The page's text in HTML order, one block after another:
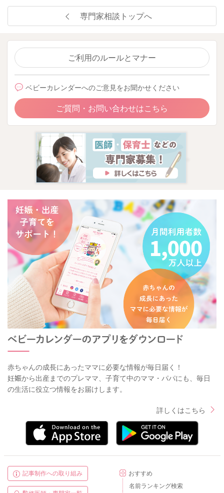
専門家相談トップへ
ご利用のルールとマナー
ベビーカレンダーへのご意見をお聞かせください
ご質問・お問い合わせはこちら
赤ちゃんの成長にあったママに必要な情報が毎日届く！
妊娠から出産までのプレママ、子育て中のママ・パパにも、毎日
の生活に役立つ情報をお届けします。
詳しくはこちら
記事制作への取り組み
おすすめ
名前ランキング検索